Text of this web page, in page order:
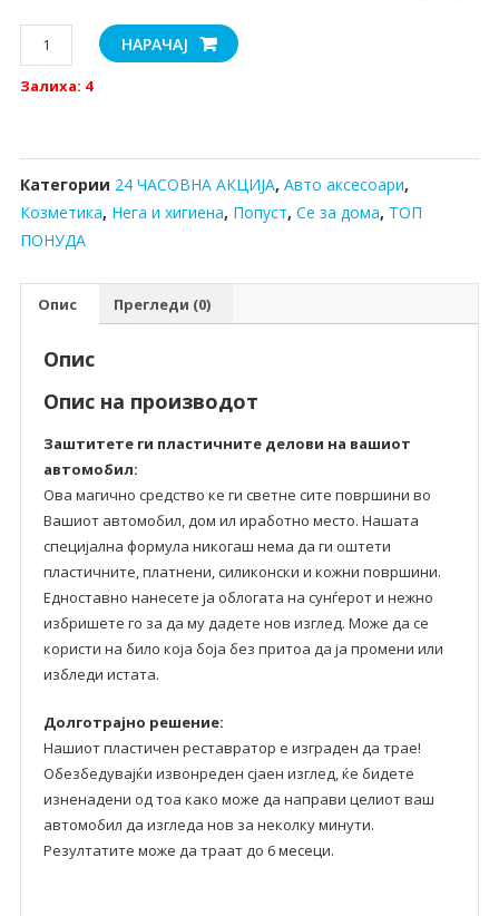
Средство
за
вистински
секоја
површина
количина
НАРАЧАЈ
Залиха: 4
Категории 24 ЧАСОВНА АКЦИЈА, Авто аксесоари,
Козметика, Нега и хигиена, Попуст, Се за дома, ТОП
ПОНУДА
Опис Прегледи (0)
Опис
Опис на производот
Заштитете ги пластичните делови на вашиот
автомобил:
Ова магично средство ке ги светне сите површини во
Вашиот автомобил, дом ил иработно место. Нашата
специјална формула никогаш нема да ги оштети
пластичните, платнени, силиконски и кожни површини.
Едноставно нанесете ја облогата на сунѓерот и нежно
избришете го за да му дадете нов изглед. Може да се
користи на било која боја без притоа да ја промени или
избледи истата.
Долготрајно решение:
Нашиот пластичен реставратор е изграден да трае!
Обезбедувајќи извонреден сјаен изглед, ќе бидете
изненадени од тоа како може да направи целиот ваш
автомобил да изгледа нов за неколку минути.
Резултатите може да траат до 6 месеци.